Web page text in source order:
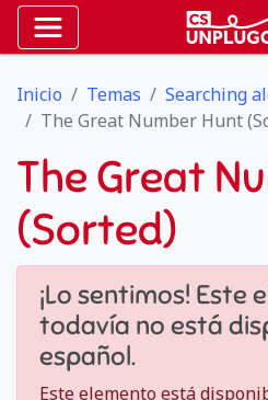
Inicio Temas
Searching
The Great Number Hunt
The Great
(Sorted)
¡Lo sentimos! Este
todavía no está
español.
Este elemento está